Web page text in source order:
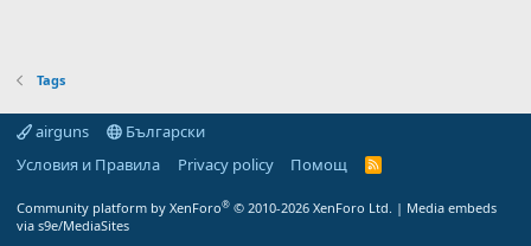
Tags
airguns
Български
Условия и Правила
Privacy policy Помощ
R
Community platform by XenForo® © 2010-2026 XenForo Ltd. | Media embeds
via s9e/MediaSites